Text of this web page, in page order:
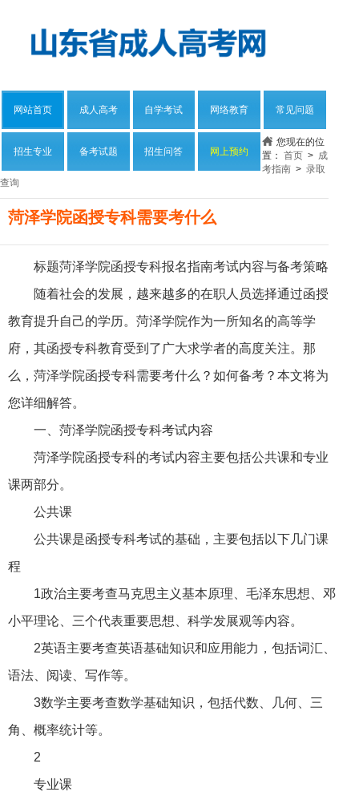
网站首页 成人高考 自学考试 网络教育 常见问题
招生专业 备考试题 招生问答 网上预约
您现在的位
置： 首页 > 成
考指南 > 录取
查询
菏泽学院函授专科需要考什么
标题菏泽学院函授专科报名指南考试内容与备考策略
随着社会的发展，越来越多的在职人员选择通过函授
教育提升自己的学历。菏泽学院作为一所知名的高等学
府，其函授专科教育受到了广大求学者的高度关注。那
么，菏泽学院函授专科需要考什么？如何备考？本文将为
您详细解答。
一、菏泽学院函授专科考试内容
菏泽学院函授专科的考试内容主要包括公共课和专业
课两部分。
公共课
公共课是函授专科考试的基础，主要包括以下几门课
程
1政治主要考查马克思主义基本原理、毛泽东思想、邓
小平理论、三个代表重要思想、科学发展观等内容。
2英语主要考查英语基础知识和应用能力，包括词汇、
语法、阅读、写作等。
3数学主要考查数学基础知识，包括代数、几何、三
角、概率统计等。
2
专业课